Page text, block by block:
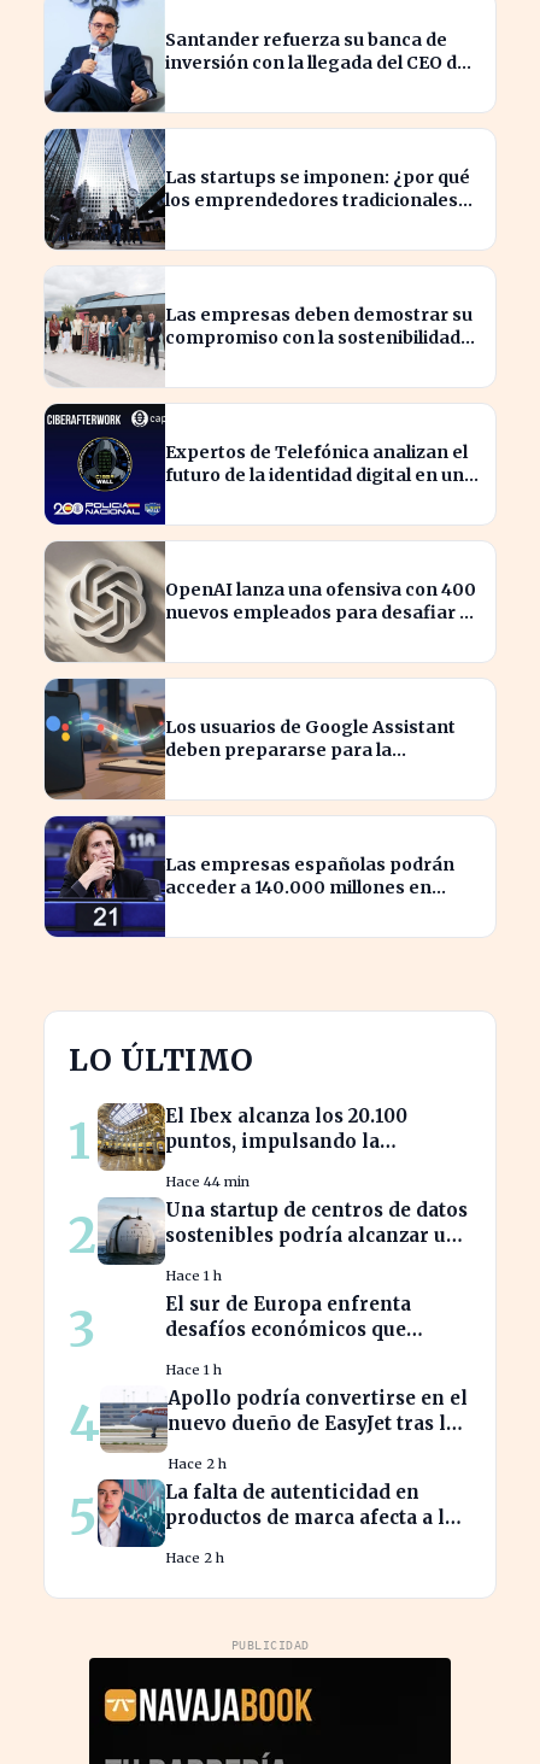
Santander refuerza su banca de
inversión con la llegada del CEO de
Las startups se imponen: ¿por qué
los emprendedores tradicionales
Las empresas deben demostrar su
compromiso con la sostenibilidad
Expertos de Telefónica analizan el
futuro de la identidad digital en un
OpenAI lanza una ofensiva con 400
nuevos empleados para desafiar a
Los usuarios de Google Assistant
deben prepararse para la
dispositivos.
Las empresas españolas podrán
acceder a 140.000 millones en
LO ÚLTIMO
1
El Ibex alcanza los 20.100
puntos, impulsando la
español
Hace 44 min
2
Una startup de centros de datos
sostenibles podría alcanzar una
Hace 1 h
3
El sur de Europa enfrenta
desafíos económicos que
norte
Hace 1 h
4
Apollo podría convertirse en el
nuevo dueño de EasyJet tras la
Hace 2 h
5
La falta de autenticidad en
productos de marca afecta a los
Hace 2 h
PUBLICIDAD